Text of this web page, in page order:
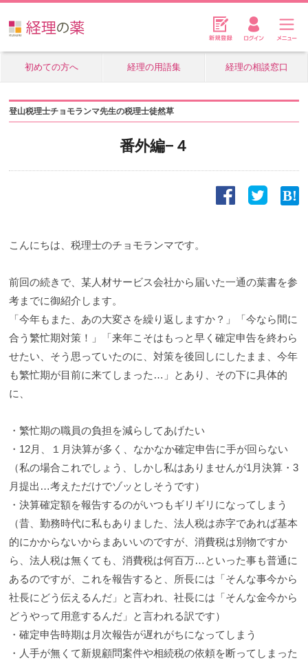
初めての方へ 経理の用語集 経理の相談窓口
登山税理士チョモランマ先生の税理士徒然草
番外編−４
こんにちは、税理士のチョモランマです。
前回の続きで、某人材サービス会社から届いた一通の葉書を参
考までに御紹介します。
「今年もまた、あの大変さを繰り返しますか？」「今なら間に
合う繁忙期対策！」「来年こそはもっと早く確定申告を終わら
せたい、そう思っていたのに、対策を後回しにしたまま、今年
も繁忙期が目前に来てしまった…」とあり、その下に具体的
に、
・繁忙期の職員の負担を減らしてあげたい
・12月、１月決算が多く、なかなか確定申告に手が回らない
（私の場合これでしょう、しかし私はありませんが1月決算・3
月提出…考えただけでゾッとしそうです）
・決算確定額を報告するのがいつもギリギリになってしまう
（昔、勤務時代に私もありました、法人税は赤字であれば基本
的にかからないからまあいいのですが、消費税は別物ですか
ら、法人税は無くても、消費税は何百万…といった事も普通に
あるのですが、これを報告すると、所長には「そんな事今から
社長にどう伝えるんだ」と言われ、社長には「そんな金今から
どうやって用意するんだ」と言われる訳です）
・確定申告時期は月次報告が遅れがちになってしまう
・人手が無くて新規顧問案件や相続税の依頼を断ってしまった